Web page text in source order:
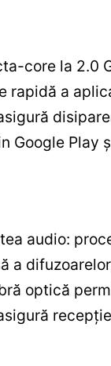
core la 2.0
a
Google Play
audio:
optică